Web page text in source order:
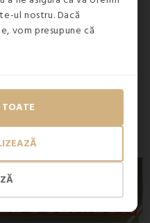
ul nostru. Dacă
vom presupune că